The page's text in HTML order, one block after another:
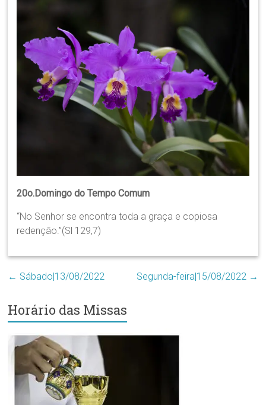
Região
Episcopal
20o.Domingo do Tempo Comum
“No Senhor se encontra toda a graça e copiosa
redenção.”(Sl 129,7)
← Sábado|13/08/2022 Segunda-feira|15/08/2022 →
Horário das Missas